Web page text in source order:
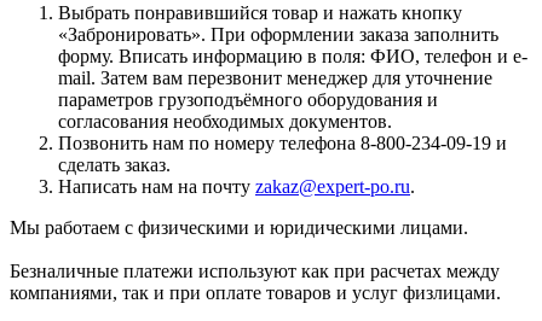
Выбрать понравившийся товар и нажать кнопку
«Забронировать». При оформлении заказа заполнить
форму. Вписать информацию в поля: ФИО, телефон и e-
mail. Затем вам перезвонит менеджер для уточнение
параметров грузоподъёмного оборудования и
согласования необходимых документов.
Позвонить нам по номеру телефона 8-800-234-09-19 и
сделать заказ.
Написать нам на почту zakaz@expert-po.ru.
Мы работаем с физическими и юридическими лицами.
Безналичные платежи используют как при расчетах между
компаниями, так и при оплате товаров и услуг физлицами.